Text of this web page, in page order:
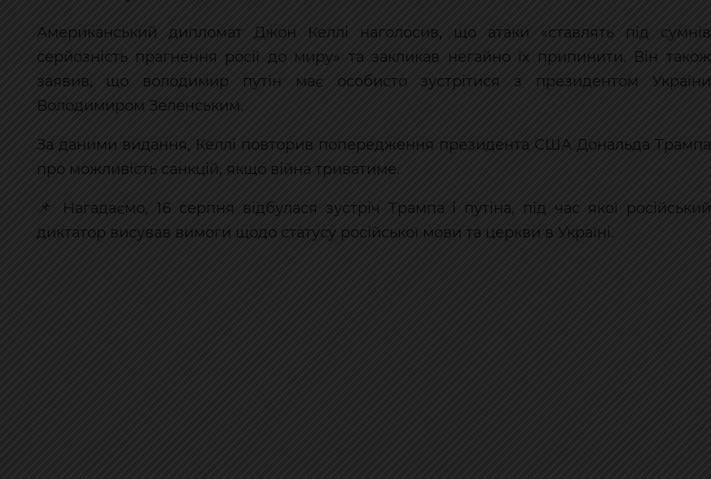
Американський дипломат Джон Келлі наголосив, що атаки «ставлять під сумнів
серйозність прагнення росії до миру» та закликав негайно їх припинити. Він також
заявив, що володимир путін має особисто зустрітися з президентом України
Володимиром Зеленським.
За даними видання, Келлі повторив попередження президента США Дональда Трампа
про можливість санкцій, якщо війна триватиме.
📌 Нагадаємо, 16 серпня відбулася зустріч Трампа і путіна, під час якої російський
диктатор висував вимоги щодо статусу російської мови та церкви в Україні.